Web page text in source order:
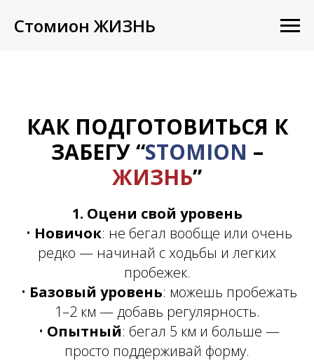
Стомион ЖИЗНЬ
КАК ПОДГОТОВИТЬСЯ К
ЗАБЕГУ “STOMION –
ЖИЗНЬ”
1. Оцени свой уровень
• Новичок: не бегал вообще или очень
редко — начинай с ходьбы и легких
пробежек.
• Базовый уровень: можешь пробежать
1–2 км — добавь регулярность.
• Опытный: бегал 5 км и больше —
просто поддерживай форму.